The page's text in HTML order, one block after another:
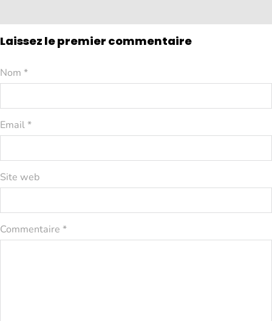
Laissez le premier commentaire
Nom *
Email *
Site web
Commentaire *